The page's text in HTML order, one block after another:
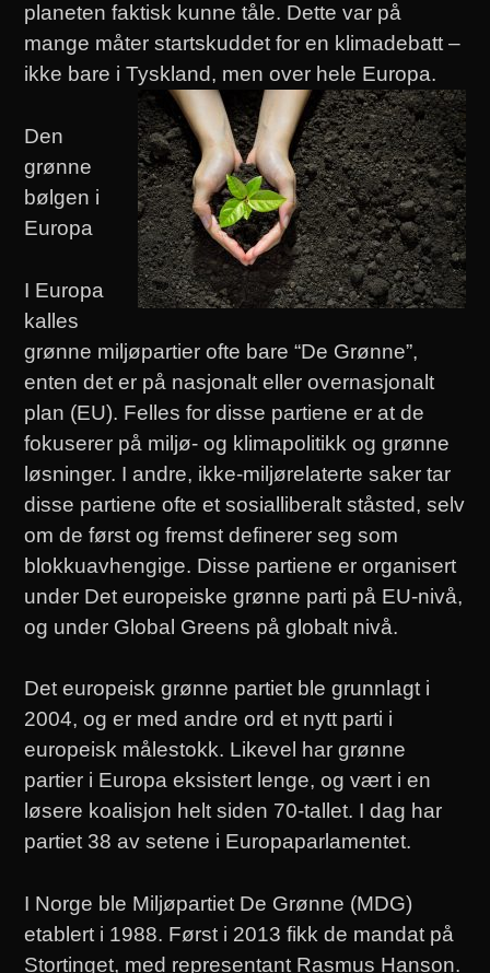
planeten faktisk kunne tåle. Dette var på
mange måter startskuddet for en klimadebatt –
ikke bare i Tyskland, men over hele Europa.
Den
grønne
bølgen i
Europa
I Europa
kalles
grønne miljøpartier ofte bare “De Grønne”,
enten det er på nasjonalt eller overnasjonalt
plan (EU). Felles for disse partiene er at de
fokuserer på miljø- og klimapolitikk og grønne
løsninger. I andre, ikke-miljørelaterte saker tar
disse partiene ofte et sosialliberalt ståsted, selv
om de først og fremst definerer seg som
blokkuavhengige. Disse partiene er organisert
under Det europeiske grønne parti på EU-nivå,
og under Global Greens på globalt nivå.
Det europeisk grønne partiet ble grunnlagt i
2004, og er med andre ord et nytt parti i
europeisk målestokk. Likevel har grønne
partier i Europa eksistert lenge, og vært i en
løsere koalisjon helt siden 70-tallet. I dag har
partiet 38 av setene i Europaparlamentet.
I Norge ble Miljøpartiet De Grønne (MDG)
etablert i 1988. Først i 2013 fikk de mandat på
Stortinget, med representant Rasmus Hanson.